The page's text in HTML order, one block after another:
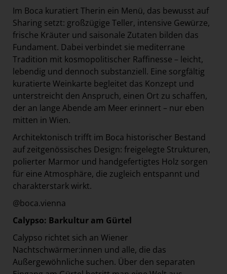
Im Boca kuratiert Therin ein Menü, das bewusst auf
Sharing setzt: großzügige Teller, intensive Gewürze,
frische Kräuter und saisonale Zutaten bilden das
Fundament. Dabei verbindet sie mediterrane
Tradition mit kosmopolitischer Raffinesse – leicht,
lebendig und dennoch substanziell. Eine sorgfältig
kuratierte Weinkarte begleitet das Konzept und
unterstreicht den Anspruch, einen Ort zu schaffen,
der an lange Abende am Meer erinnert – nur eben
mitten in Wien.
Architektonisch trifft im Boca historischer Bestand
auf zeitgenössisches Design: freigelegte Strukturen,
polierter Marmor und handgefertigtes Holz sorgen
für eine Atmosphäre, die zugleich entspannt und
charakterstark wirkt.
@boca.vienna
Calypso: Barkultur am Gürtel
Calypso richtet sich an Wiener
Nachtschwärmer:innen und alle, die das
Außergewöhnliche suchen. Über den separaten